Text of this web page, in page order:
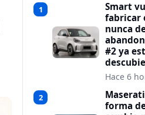
1
Smart
fabricar
nunca
#2 ya
Hace 6
2
forma